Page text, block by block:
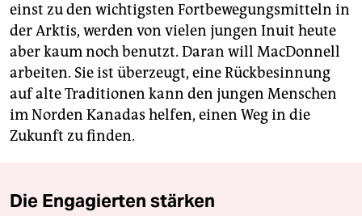
einst zu den wichtigsten Fortbewegungsmitteln in
der Arktis, werden von vielen jungen Inuit heute
aber kaum noch benutzt. Daran will MacDonnell
arbeiten. Sie ist überzeugt, eine Rückbesinnung
auf alte Traditionen kann den jungen Menschen
im Norden Kanadas helfen, einen Weg in die
Zukunft zu finden.
Die Engagierten stärken